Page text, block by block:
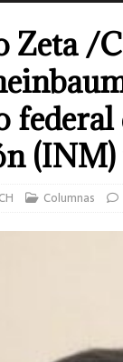
Zeta /
Columnas